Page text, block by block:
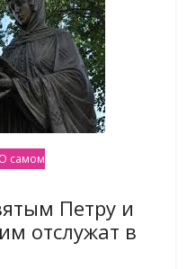
О самом
Петру и
отслужат в